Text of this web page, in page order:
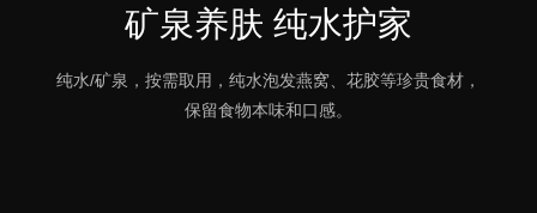
矿泉养肤 纯水护家
纯水/矿泉，按需取用，纯水泡发燕窝、花胶等珍贵食材，
保留食物本味和口感。